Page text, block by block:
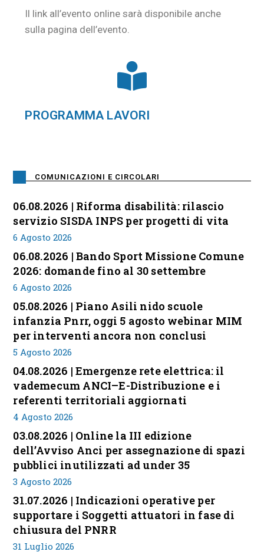
Il link all’evento online sarà disponibile anche
sulla pagina dell’evento.
PROGRAMMA LAVORI
COMUNICAZIONI E CIRCOLARI
06.08.2026 | Riforma disabilità: rilascio
servizio SISDA INPS per progetti di vita
6 Agosto 2026
06.08.2026 | Bando Sport Missione Comune
2026: domande fino al 30 settembre
6 Agosto 2026
05.08.2026 | Piano Asili nido scuole
infanzia Pnrr, oggi 5 agosto webinar MIM
per interventi ancora non conclusi
5 Agosto 2026
04.08.2026 | Emergenze rete elettrica: il
vademecum ANCI–E-Distribuzione e i
referenti territoriali aggiornati
4 Agosto 2026
03.08.2026 | Online la III edizione
dell’Avviso Anci per assegnazione di spazi
pubblici inutilizzati ad under 35
3 Agosto 2026
31.07.2026 | Indicazioni operative per
supportare i Soggetti attuatori in fase di
chiusura del PNRR
31 Luglio 2026